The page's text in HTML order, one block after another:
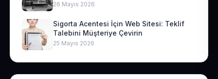
26 Mayıs 2026
Sigorta Acentesi İçin Web Sitesi: Teklif
Talebini Müşteriye Çevirin
25 Mayıs 2026